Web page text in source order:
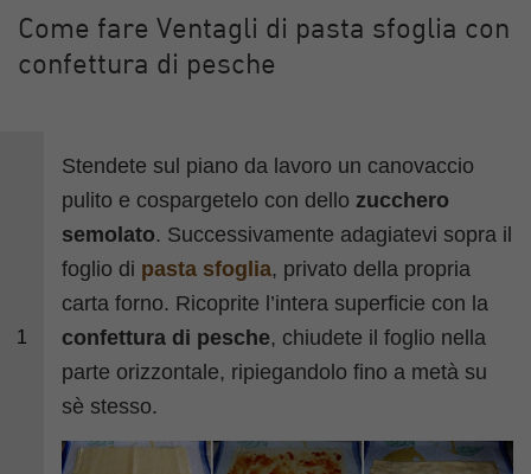
Come fare Ventagli di pasta sfoglia con
confettura di pesche
1
Stendete sul piano da lavoro un canovaccio
pulito e cospargetelo con dello zucchero
semolato. Successivamente adagiatevi sopra il
foglio di pasta sfoglia, privato della propria
carta forno. Ricoprite l’intera superficie con la
confettura di pesche, chiudete il foglio nella
parte orizzontale, ripiegandolo fino a metà su
sè stesso.